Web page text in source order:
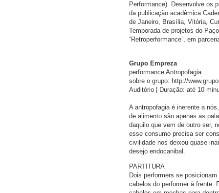
Performance). Desenvolve os
da publicação acadêmica
de Janeiro, Brasília, Vitória,
Temporada de projetos do
“Retroperformance”, em
Grupo Empreza
performance Antropofagia
sobre o grupo: http://
Auditório | Duração: até 10
A antropofagia é inerente a
de alimento são apenas as
daquilo que vem de outro ser,
esse consumo precisa ser
civilidade nos deixou quase
desejo endocanibal.
PARTITURA
Dois performers se
cabelos do performer à frente.